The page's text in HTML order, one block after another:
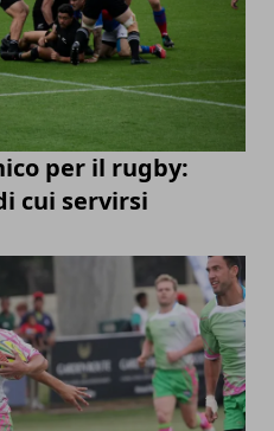
per il rugby:
cui servirsi